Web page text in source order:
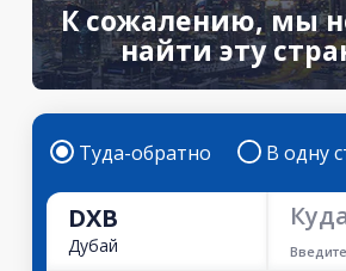
К сожалению, мы
найти эту
Туда-обратно В одну
DXB
Дубай